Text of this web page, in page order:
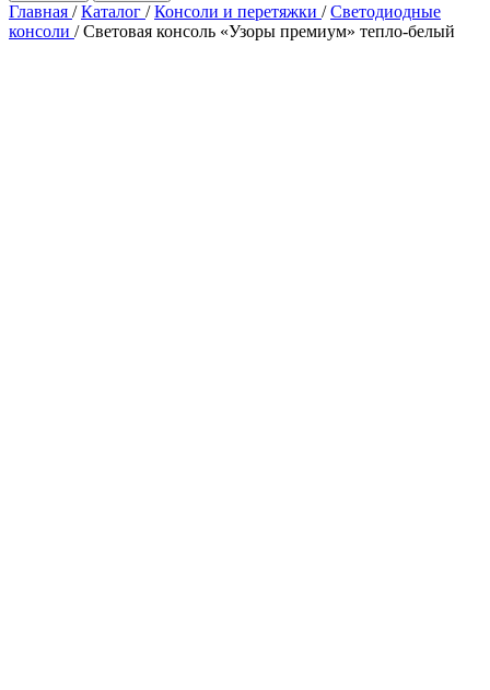
Главная /Каталог /Консоли и перетяжки /Светодиодные
консоли /Световая консоль «Узоры премиум» тепло-белый